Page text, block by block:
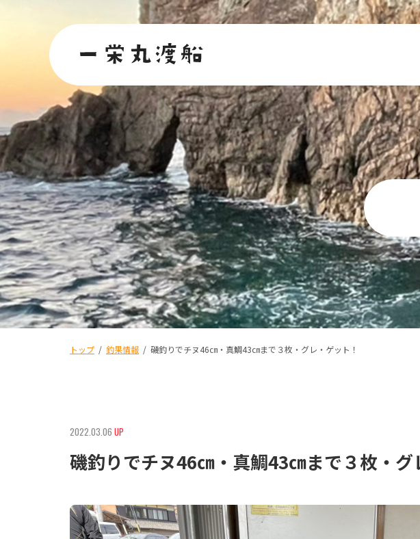
トップ / 釣果情報 / 磯釣りでチヌ46㎝・真鯛43㎝まで３枚・グレ・ゲット！
2022.03.06 UP
磯釣りでチヌ46㎝・真鯛43㎝まで３枚・グ